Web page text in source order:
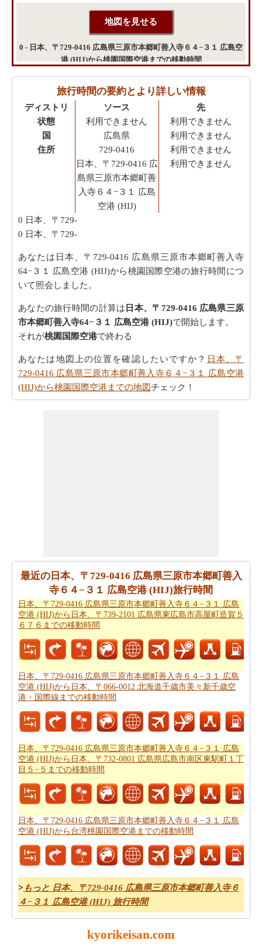
0 - 日本、〒729-0416 広島県三原市本郷町善入寺６４−３１ 広島空
港 (HIJ)から桃園国際空港までの移動時間
旅行時間の要約とより詳しい情報
ディストリ
状態
国
住所
ソース
利用できません
広島県
729-0416
日本、〒729-0416 広
島県三原市本郷町善
入寺６４−３１ 広島
空港 (HIJ)
先
利用できません
利用できません
利用できません
利用できません
0 日本、〒729-
0 日本、〒729-
あなたは日本、〒729-0416 広島県三原市本郷町善入寺
64−３１ 広島空港 (HIJ)から桃園国際空港の旅行時間につ
いて照会しました。
あなたの旅行時間の計算は 日本、〒729-0416 広島県三原
市本郷町善入寺64−３１ 広島空港 (HIJ)で開始します。
それが桃園国際空港で終わる
あなたは地図上の位置を確認したいですか？ 日本、〒
729-0416 広島県三原市本郷町善入寺６４−３１ 広島空港
(HIJ)から桃園国際空港までの地図チェック！
距離がどのぐらいかかります。
日本、〒729-0416 広島県
三原市本郷町善入寺６４−３１ 広島空港 (HIJ)から桃園国
際空港までの飛行距離 確認してください。
日本、〒729-0416 広島県三原市本郷町善入寺６４−３１
いては、旅行の要約を取得します。
あなたはいつも道路で旅行中に多くの時間を費やすこと
はできません。あなたは飛行機で行く方が良いかもしれ
ません。日本、〒729-0416 広島県三原市本郷町善入寺６
４−３１ 広島空港 (HIJ)から桃園国際空港までの飛行時間
をもらいます。
新しい場所に行くの後、あなたの目的地へのルートを知
ることが重要です。場合はルートを認識していません、
４−３１ 広島空港 (HIJ)から桃園国際空港までの道路ルー
トプランをチェックすることができます。
燃料費は、道路の旅行を計画する際に考慮すべきもう一
つの重要な要因であります。日本、〒729-0416 広島県三
原市本郷町善入寺６４−３１ 広島空港 (HIJ)から桃園国際
最近の日本、〒729-0416 広島県三原市本郷町善入
寺６４−３１ 広島空港 (HIJ)旅行時間
日本、〒729-0416 広島県三原市本郷町善入寺６４−３１ 広島
空港 (HIJ)から日本、〒739-2101 広島県東広島市高屋町造賀５
６７６までの移動時間
日本、〒729-0416 広島県三原市本郷町善入寺６４−３１ 広島
空港 (HIJ)から日本、〒066-0012 北海道千歳市美々新千歳空
港・国際線までの移動時間
日本、〒729-0416 広島県三原市本郷町善入寺６４−３１ 広島
空港 (HIJ)から日本、〒732-0801 広島県広島市南区東駅町１丁
目５−５までの移動時間
日本、〒729-0416 広島県三原市本郷町善入寺６４−３１ 広島
空港 (HIJ)から台湾桃園国際空港までの移動時間
> もっと 日本、〒729-0416 広島県三原市本郷町善入寺６
４−３１ 広島空港 (HIJ) 旅行時間
kyorikeisan.com